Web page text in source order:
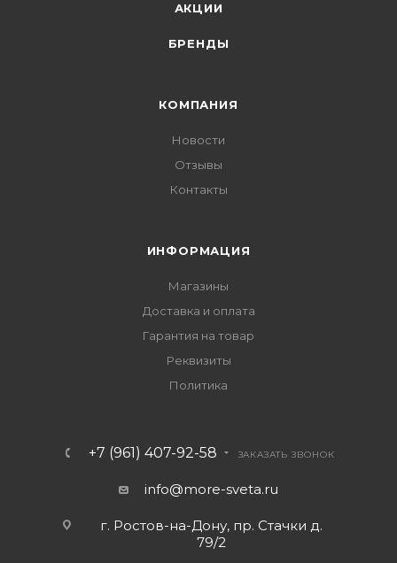
АКЦИИ
БРЕНДЫ
КОМПАНИЯ
Новости
Отзывы
Контакты
ИНФОРМАЦИЯ
Магазины
Доставка и оплата
Гарантия на товар
Реквизиты
Политика
+7 (961) 407-92-58 ЗАКАЗАТЬ ЗВОНОК
info@more-sveta.ru
г. Ростов-на-Дону, пр. Стачки д.
79/2